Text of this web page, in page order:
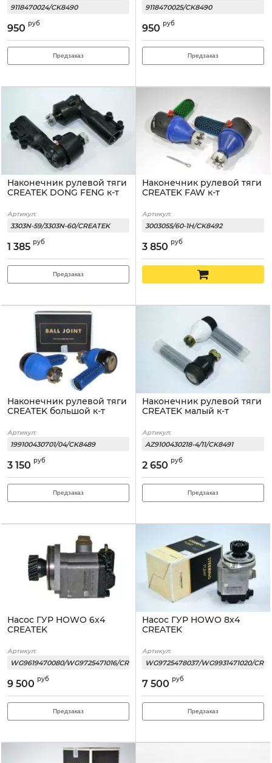
9118470024/CK8490
950 руб
Предзаказ
9118470025/CK8490
950 руб
Предзаказ
Наконечник рулевой тяги
CREATEK DONG FENG к-т
Артикул:
3303N-59/3303N-60/CREATEK
1 385 руб
Предзаказ
Наконечник рулевой тяги
CREATEK FAW к-т
Артикул:
3003055/60-1H/CK8492
3 850 руб
Наконечник рулевой тяги
CREATEK большой к-т
Артикул:
199100430701/04/CK8489
3 150 руб
Предзаказ
Наконечник рулевой тяги
CREATEK малый к-т
Артикул:
AZ9100430218-4/11/CK8491
2 650 руб
Предзаказ
Насос ГУР HOWO 6x4
CREATEK
Артикул:
WG9619470080/WG9725471016/CREATEK
9 500 руб
Предзаказ
Насос ГУР HOWO 8х4
CREATEK
Артикул:
WG9725478037/WG9931471020/
7 500 руб
Предзаказ